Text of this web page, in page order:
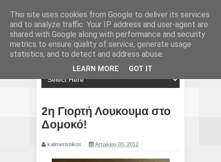
2η Γιορτή Λουκουμα στο
Δομοκό!
kalimerisnikos Απριλίου 03, 2012
This site uses cookies from Google to deliver its services
and to analyze traffic. Your IP address and user-agent are
shared with Google along with performance and security
metrics to ensure quality of service, generate usage
statistics, and to detect and address abuse.
LEARN MORE GOT IT